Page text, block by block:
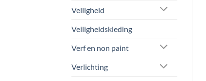
Veiligheid
Veiligheidskleding
Verf en non paint
Verlichting
klappende uitvoering | CE-A
GEBO Luik Handgreep Set